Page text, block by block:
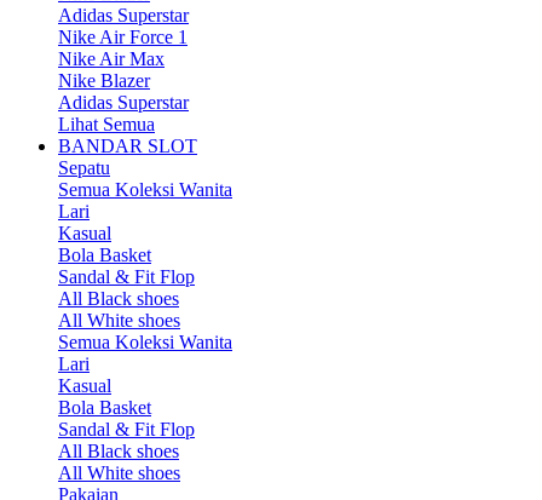
Adidas Superstar
Nike Air Force 1
Nike Air Max
Nike Blazer
Adidas Superstar
Lihat Semua
BANDAR SLOT
Sepatu
Semua Koleksi Wanita
Lari
Kasual
Bola Basket
Sandal & Fit Flop
All Black shoes
All White shoes
Semua Koleksi Wanita
Lari
Kasual
Bola Basket
Sandal & Fit Flop
All Black shoes
All White shoes
Pakaian